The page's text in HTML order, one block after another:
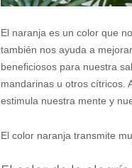
El naranja es un color que
también nos ayuda a
beneficiosos para nuestra
mandarinas u otros cítricos.
estimula nuestra mente y
El color naranja transmite